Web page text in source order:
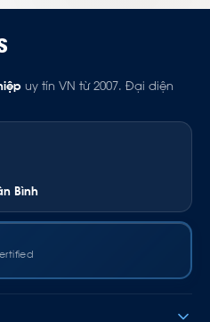
uy tín VN từ 2007. Đại diện
Bình